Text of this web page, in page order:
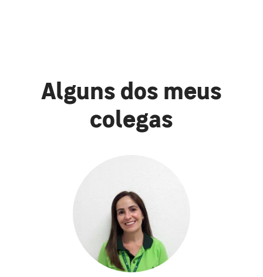
Alguns dos meus
colegas